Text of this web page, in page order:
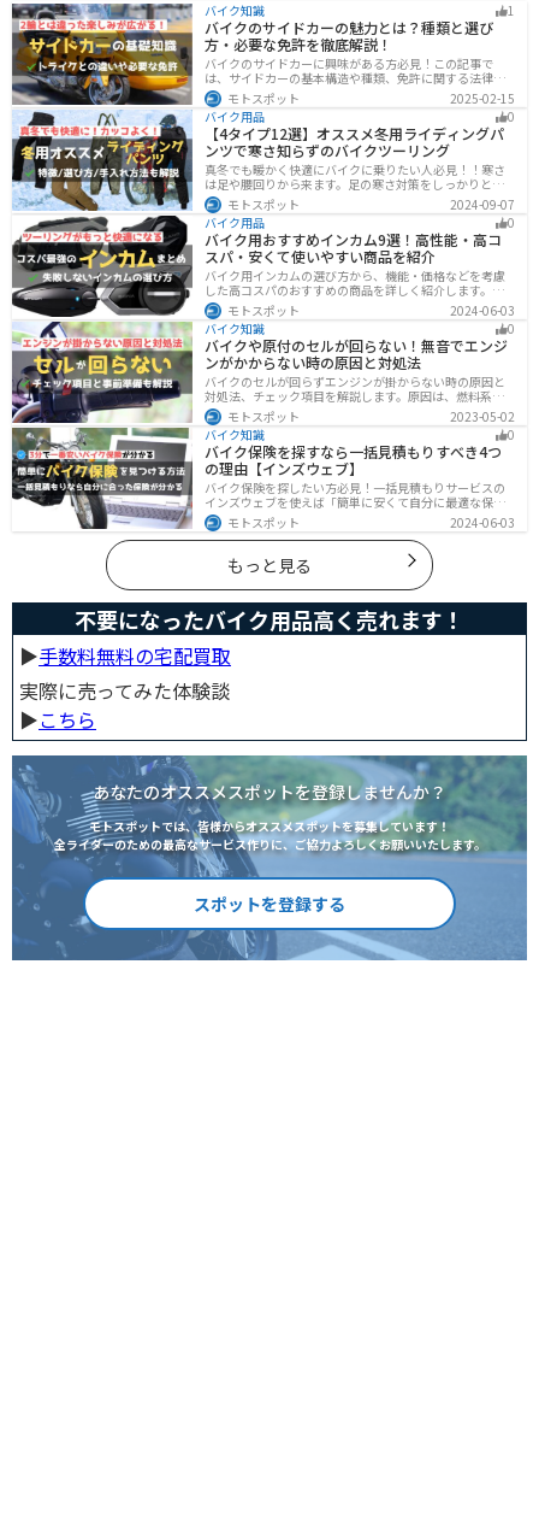
バイク知識 1
バイクのサイドカーの魅力とは？種類と選び
方・必要な免許を徹底解説！
バイクのサイドカーに興味がある方必見！この記事で
は、サイドカーの基本構造や種類、免許に関する法律、
メンテナンス方法を解説しています。実は、サイドカー
は法律上、二輪車として扱われるため、排気量に応じた
二輪免許が必要です。この記事を読めば、サイドカーの
正しい楽しみ方がわかります。
モトスポット
2025-02-15
バイク用品
0
【4タイプ12選】オススメ冬用ライディングパ
ンツで寒さ知らずのバイクツーリング
真冬でも暖かく快適にバイクに乗りたい人必見！！寒さ
は足や腰回りから来ます。足の寒さ対策をしっかりとす
ることで、体全体の寒さを防ぎ快適なバイクツーリング
を楽しむことができます。この記事では、4つのタイプ別
に真冬でも使えるライディングパンツを12選紹介しま
す！
モトスポット
2024-09-07
バイク用品
0
バイク用おすすめインカム9選！高性能・高コ
スパ・安くて使いやすい商品を紹介
バイク用インカムの選び方から、機能・価格などを考慮
した高コスパのおすすめの商品を詳しく紹介します。初
心者からベテランライダーまで、マスツーやソロツーに
適した最適なインカムを見つけるための参考にしてくだ
さい。
モトスポット
2024-06-03
バイク知識
0
バイクや原付のセルが回らない！無音でエンジ
ンがかからない時の原因と対処法
バイクのセルが回らずエンジンが掛からない時の原因と
対処法、チェック項目を解説します。原因は、燃料系・
電装系・その他に分かれますが、バッテリー上がりが原
因であることが多いです。その場合、押しがけやバッテ
リー復旧サービスなどを活用しましょう。事前にできる
対処準備についても解説します。
モトスポット
2023-05-02
バイク知識
0
バイク保険を探すなら一括見積もりすべき4つ
の理由【インズウェブ】
バイク保険を探したい方必見！一括見積もりサービスの
インズウェブを使えば「簡単に安くて自分に最適な保険
を3分で見つける」ことができます。最大5社のバイク保
険を一気に比べることができるので、探す手間と時間が
省けます。
モトスポット 2024-06-03
もっと見る
不要になったバイク用品高く売れます！
▶︎手数料無料の宅配買取
実際に売ってみた体験談
▶︎こちら
あなたのオススメスポットを登録しませんか？
モトスポットでは、皆様からオススメスポットを募集しています！
全ライダーのための最高なサービス作りに、ご協力よろしくお願いいたします。
スポットを登録する